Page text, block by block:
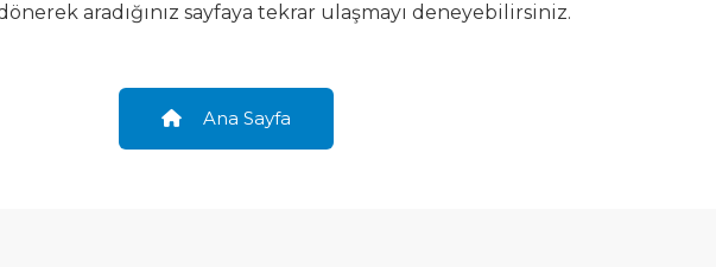
aradığınız sayfaya tekrar ulaşmayı deneyebilirsiniz.
Ana Sayfa